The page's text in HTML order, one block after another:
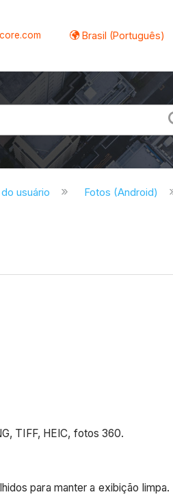
Brasil (Português)
usuário Fotos (Android)
TIFF, HEIC, fotos 360.
para manter a exibição limpa.